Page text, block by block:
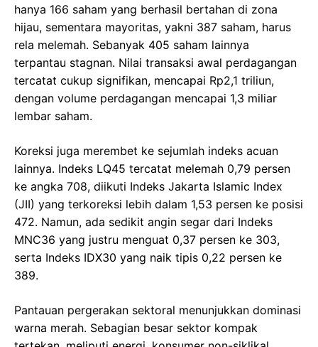
hanya 166 saham yang berhasil bertahan di zona
hijau, sementara mayoritas, yakni 387 saham, harus
rela melemah. Sebanyak 405 saham lainnya
terpantau stagnan. Nilai transaksi awal perdagangan
tercatat cukup signifikan, mencapai Rp2,1 triliun,
dengan volume perdagangan mencapai 1,3 miliar
lembar saham.
Koreksi juga merembet ke sejumlah indeks acuan
lainnya. Indeks LQ45 tercatat melemah 0,79 persen
ke angka 708, diikuti Indeks Jakarta Islamic Index
(JII) yang terkoreksi lebih dalam 1,53 persen ke posisi
472. Namun, ada sedikit angin segar dari Indeks
MNC36 yang justru menguat 0,37 persen ke 303,
serta Indeks IDX30 yang naik tipis 0,22 persen ke
389.
Pantauan pergerakan sektoral menunjukkan dominasi
warna merah. Sebagian besar sektor kompak